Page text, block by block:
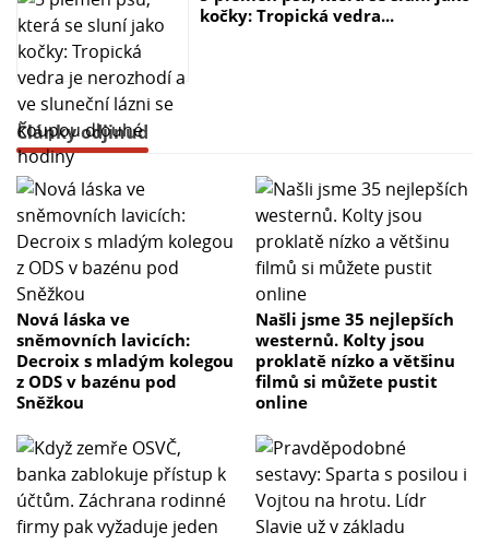
kočky: Tropická vedra...
Články odjinud
Nová láska ve
sněmovních lavicích:
Decroix s mladým kolegou
z ODS v bazénu pod
Sněžkou
Našli jsme 35 nejlepších
westernů. Kolty jsou
proklatě nízko a většinu
filmů si můžete pustit
online